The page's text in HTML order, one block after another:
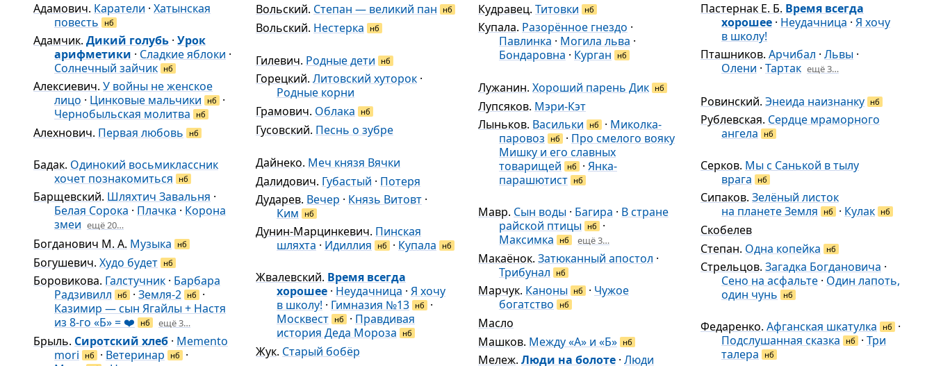
Адамович. Каратели · Хатынская
повесть
нб
Адамчик. Дикий голубь · Урок
арифметики · Сладкие яблоки ·
Солнечный зайчик нб
Алексиевич. У войны не женское
лицо · Цинковые мальчики нб
·
Чернобыльская молитва
нб
Алехнович. Первая любовь нб
Бадак. Одинокий восьмиклассник
хочет познакомиться
нб
Барщевский. Шляхтич Завальня ·
Белая Сорока · Плачка · Корона
змеи ещё 20…
Богданович М. А. Музыка нб
Богушевич. Худо будет нб
Боровикова. Галстучник · Барбара
Радзивилл
нб · Земля-2 нб
·
Казимир — сын Ягайлы + Настя
из 8-го «Б» = ❤️
нб ещё 3…
Брыль. Сиротский хлеб · Memento
mori
нб · Ветеринар нб
·
Вольский. Степан — великий пан нб
Вольский. Нестерка нб
Гилевич. Родные дети нб
Горецкий. Литовский хуторок ·
Родные корни
Грамович. Облака нб
Гусовский. Песнь о зубре
Дайнеко. Меч князя Вячки
Далидович. Губастый · Потеря
Дударев. Вечер · Князь Витовт ·
Ким
нб
Дунин-Марцинкевич. Пинская
шляхта · Идиллия нб · Купала нб
Жвалевский. Время всегда
хорошее · Неудачница · Я хочу
в школу! · Гимназия №13 нб
·
Москвест нб · Правдивая
история Деда Мороза
нб
Жук. Старый бобёр
Кудравец. Титовки нб
Купала. Разорённое гнездо ·
Павлинка · Могила льва ·
Бондаровна · Курган нб
Лужанин. Хороший парень Дик нб
Лупсяков. Мэри-Кэт
Лыньков. Васильки нб · Миколка-
паровоз
нб · Про смелого вояку
Мишку и его славных
товарищей
нб · Янка-
парашютист нб
Мавр. Сын воды · Багира · В стране
райской птицы нб
·
Максимка
нб ещё 3…
Макаёнок. Затюканный апостол ·
Трибунал
нб
Марчук. Каноны нб · Чужое
богатство
нб
Масло
Машков. Между «А» и «Б» нб
Мележ. Люди на болоте · Люди
Пастернак Е. Б. Время всегда
хорошее · Неудачница · Я хочу
в школу!
Пташников. Арчибал · Львы ·
Олени · Тартак ещё 3…
Ровинский. Энеида наизнанку нб
Рублевская. Сердце мраморного
ангела
нб
Серков. Мы с Санькой в тылу
врага
нб
Сипаков. Зелёный листок
на планете Земля
нб · Кулак нб
Скобелев
Степан. Одна копейка нб
Стрельцов. Загадка Богдановича ·
Сено на асфальте · Один лапоть,
один чунь
нб
Федаренко. Афганская шкатулка нб
·
Подслушанная сказка
нб · Три
талера
нб